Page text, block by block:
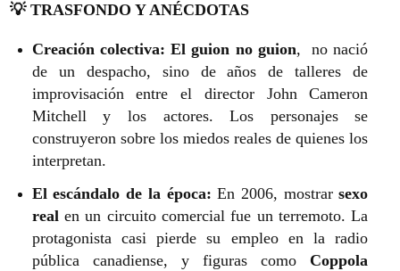
💡 TRASFONDO Y ANÉCDOTAS
Creación colectiva: El guion no guion, no nació
de un despacho, sino de años de talleres de
improvisación entre el director John Cameron
Mitchell y los actores. Los personajes se
construyeron sobre los miedos reales de quienes los
interpretan.
El escándalo de la época: En 2006, mostrarsexo
realen un circuito comercial fue un terremoto. La
protagonista casi pierde su empleo en la radio
pública canadiense, y figuras como Coppola